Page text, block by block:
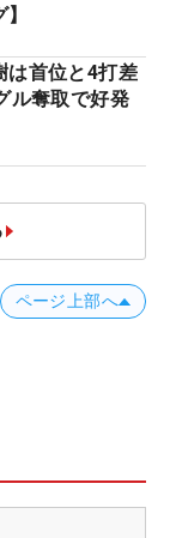
は首位と4打差
奪取で好発
ページ上部へ